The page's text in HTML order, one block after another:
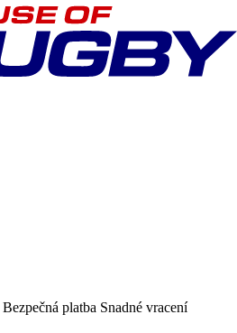
Bezpečná platba Snadné vracení